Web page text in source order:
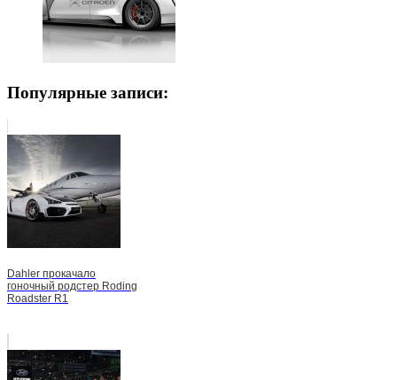
Популярные записи:
Dahler прокачало
гоночный родстер Roding
Roadster R1